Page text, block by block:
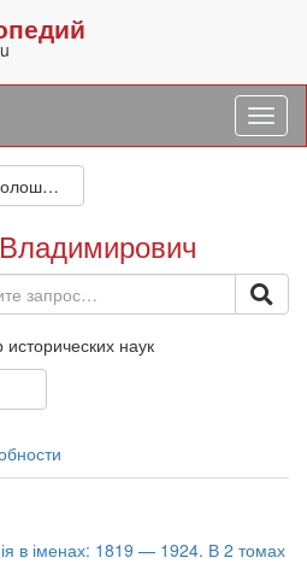
Волошин Юрий Владимирович
исторических наук
в іменах: 1819 — 1924. В 2 томах